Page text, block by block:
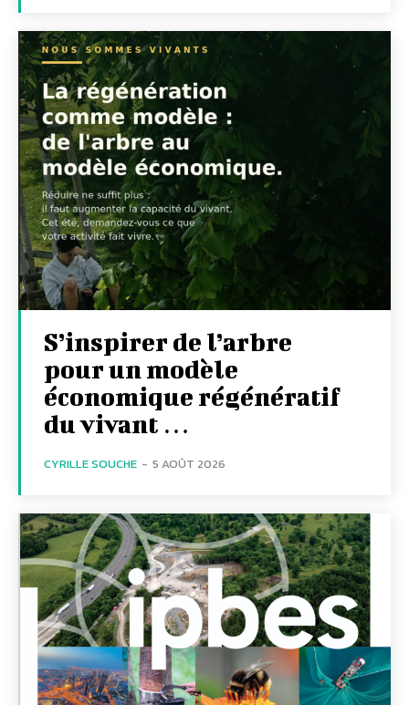
S’inspirer de l’arbre
pour un modèle
économique régénératif
du vivant …
CYRILLE SOUCHE - 5 AOÛT 2026